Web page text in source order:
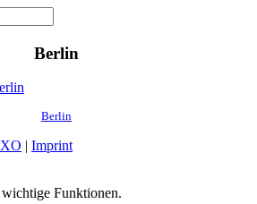
Berlin
Berlin
| Imprint
Funktionen.